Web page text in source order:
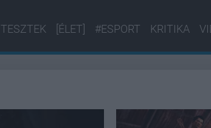
TESZTEK [ÉLET] #ESPORT KRITIKA